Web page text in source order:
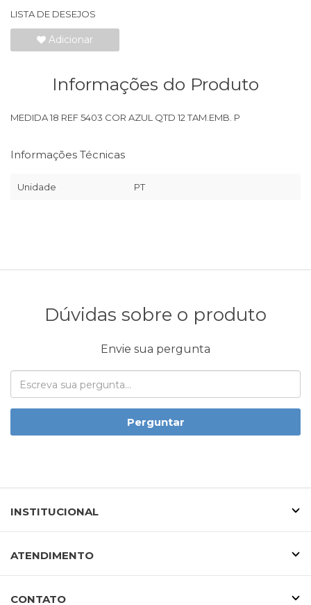
LISTA DE DESEJOS
Adicionar
Informações do Produto
MEDIDA 18 REF 5403 COR AZUL QTD 12 TAM.EMB. P
Informações Técnicas
Unidade PT
Dúvidas sobre o produto
Envie sua pergunta
Perguntar
INSTITUCIONAL
ATENDIMENTO
CONTATO